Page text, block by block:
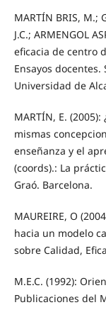
MARTÍN BRIS, M.;
J.C.; ARMENGOL
eficacia de centro
Ensayos
Universidad de
MARTÍN, E.
mismas
enseñanza y el
(coords).: La
Graó. Barcelona.
MAUREIRE, O
hacia un modelo
sobre Calidad,
M.E.C. (1992):
Publicaciones del